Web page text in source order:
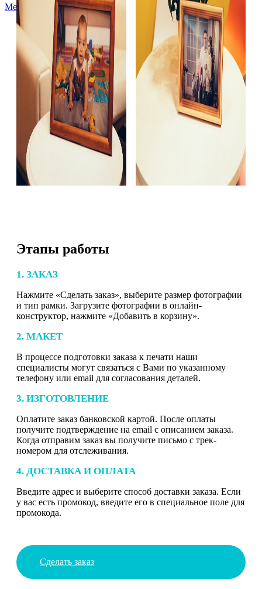
Меню
Этапы работы
1. ЗАКАЗ
Нажмите «Сделать заказ», выберите размер фотографии
и тип рамки. Загрузите фотографии в онлайн-
конструктор, нажмите «Добавить в корзину».
2. МАКЕТ
В процессе подготовки заказа к печати наши
специалисты могут связаться с Вами по указанному
телефону или email для согласования деталей.
3. ИЗГОТОВЛЕНИЕ
Оплатите заказ банковской картой. После оплаты
получите подтверждение на email с описанием заказа.
Когда отправим заказ вы получите письмо с трек-
номером для отслеживания.
4. ДОСТАВКА И ОПЛАТА
Введите адрес и выберите способ доставки заказа. Если
у вас есть промокод, введите его в специальное поле для
промокода.
Сделать заказ